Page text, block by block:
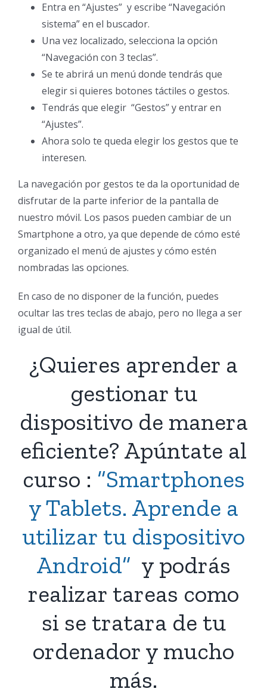
Entra en “Ajustes” y escribe “Navegación
sistema” en el buscador.
Una vez localizado, selecciona la opción
“Navegación con 3 teclas”.
Se te abrirá un menú donde tendrás que
elegir si quieres botones táctiles o gestos.
Tendrás que elegir “Gestos” y entrar en
“Ajustes”.
Ahora solo te queda elegir los gestos que te
interesen.
La navegación por gestos te da la oportunidad de
disfrutar de la parte inferior de la pantalla de
nuestro móvil. Los pasos pueden cambiar de un
Smartphone a otro, ya que depende de cómo esté
organizado el menú de ajustes y cómo estén
nombradas las opciones.
En caso de no disponer de la función, puedes
ocultar las tres teclas de abajo, pero no llega a ser
igual de útil.
¿Quieres aprender a
gestionar tu
dispositivo de manera
eficiente? Apúntate al
curso : “Smartphones
y Tablets. Aprende a
utilizar tu dispositivo
Android” y podrás
realizar tareas como
si se tratara de tu
ordenador y mucho
más.